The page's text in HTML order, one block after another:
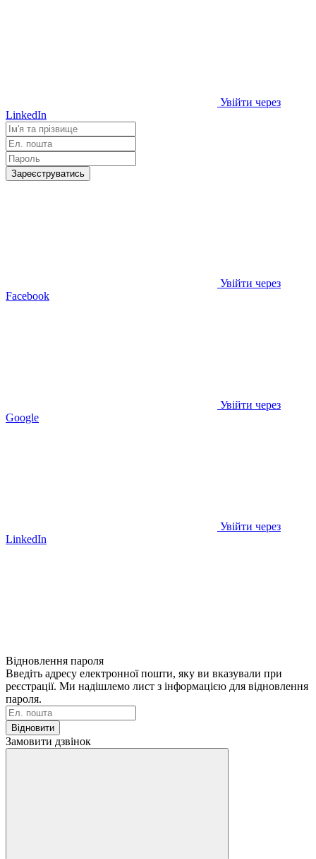
Увійти через
LinkedIn
Зареєструватись
Увійти через
Facebook
Увійти через
Google
Увійти через
LinkedIn
Відновлення пароля
Введіть адресу електронної пошти, яку ви вказували при
реєстрації. Ми надішлемо лист з інформацією для відновлення
пароля.
Відновити
Замовити дзвінок